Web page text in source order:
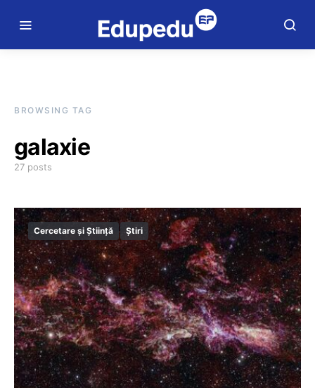
BROWSING TAG
galaxie
27 posts
Cercetare și Știință Știri